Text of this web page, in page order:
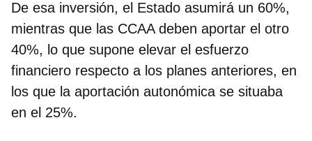
De esa inversión, el Estado asumirá un 60%,
mientras que las CCAA deben aportar el otro
40%, lo que supone elevar el esfuerzo
financiero respecto a los planes anteriores, en
los que la aportación autonómica se situaba
en el 25%.